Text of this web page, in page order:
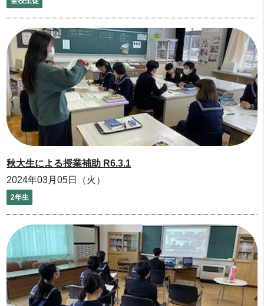
秋大生による授業補助 R6.3.1
2024年03月05日（火）
2年生